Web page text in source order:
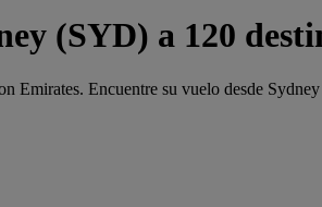
(SYD) a 120
Emirates. Encuentre su vuelo desde